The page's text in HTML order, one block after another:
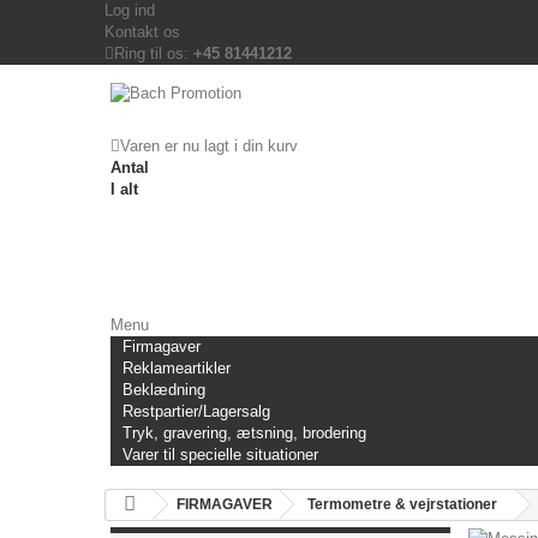
Log ind
Kontakt os
Ring til os: +45 81441212
Varen er nu lagt i din kurv
Antal
I alt
Menu
Firmagaver
Reklameartikler
Beklædning
Restpartier/Lagersalg
Tryk, gravering, ætsning, brodering
Varer til specielle situationer
FIRMAGAVER Termometre & vejrstationer